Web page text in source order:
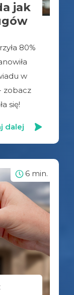
jak
80%
w
zobacz
się!
dalej
6 min.